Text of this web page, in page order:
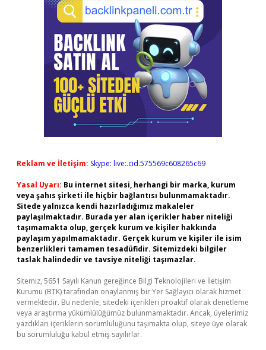
Reklam ve İletişim: Skype: live:.cid.575569c608265c69
Yasal Uyarı: Bu internet sitesi, herhangi bir marka, kurum
veya şahıs şirketi ile hiçbir bağlantısı bulunmamaktadır.
Sitede yalnızca kendi hazırladığımız makaleler
paylaşılmaktadır. Burada yer alan içerikler haber niteliği
taşımamakta olup, gerçek kurum ve kişiler hakkında
paylaşım yapılmamaktadır. Gerçek kurum ve kişiler ile isim
benzerlikleri tamamen tesadüfidir. Sitemizdeki bilgiler
taslak halindedir ve tavsiye niteliği taşımazlar.
Sitemiz, 5651 Sayılı Kanun gereğince Bilgi Teknolojileri ve İletişim
Kurumu (BTK) tarafından onaylanmış bir Yer Sağlayıcı olarak hizmet
vermektedir. Bu nedenle, sitedeki içerikleri proaktif olarak denetleme
veya araştırma yükümlülüğümüz bulunmamaktadır. Ancak, üyelerimiz
yazdıkları içeriklerin sorumluluğunu taşımakta olup, siteye üye olarak
bu sorumluluğu kabul etmiş sayılırlar.